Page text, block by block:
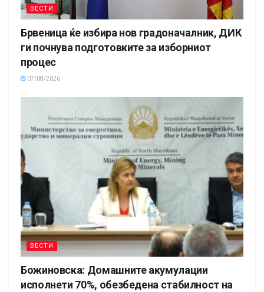
ВЕСТИ
Брвеница ќе избира нов градоначалник, ДИК
ги почнува подготовките за изборниот
процес
07/08/2026
ВЕСТИ
Божиновска: Домашните акумулации
исполнети 70%, обезбедена стабилност на